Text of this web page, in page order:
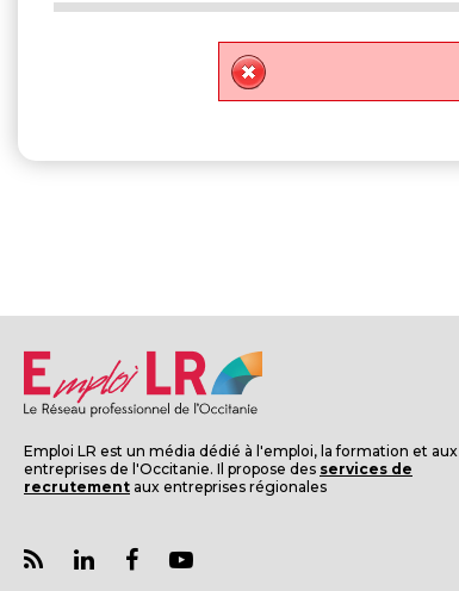
Emploi LR est un média dédié à l'emploi, la formation et aux
entreprises de l'Occitanie. Il propose des services de
recrutement aux entreprises régionales